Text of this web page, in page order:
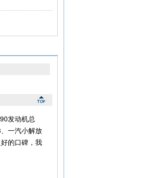
发动机总
一汽小解放
的口碑，我